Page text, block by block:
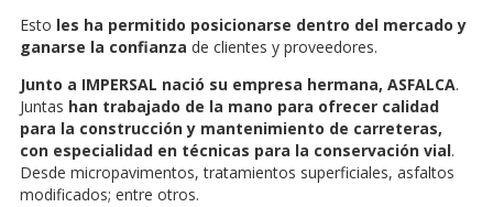
Esto les ha permitido posicionarse dentro del mercado y
ganarse la confianza de clientes y proveedores.
Junto a IMPERSAL nació su empresa hermana, ASFALCA.
Juntas han trabajado de la mano para ofrecer calidad
para la construcción y mantenimiento de carreteras,
con especialidad en técnicas para la conservación vial.
Desde micropavimentos, tratamientos superficiales, asfaltos
modificados; entre otros.